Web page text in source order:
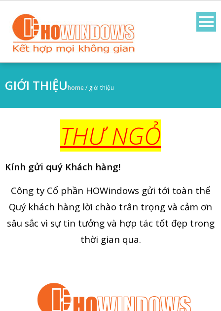
GIỚI THIỆUhome/ giới thiệu
THƯ NGỎ
Kính gửi quý Khách hàng!
Công ty Cổ phần HOWindows gửi tới toàn thể
Quý khách hàng lời chào trân trọng và cảm ơn
sâu sắc vì sự tin tưởng và hợp tác tốt đẹp trong
thời gian qua.